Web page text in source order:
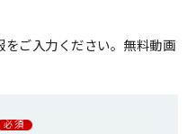
ご入力ください。無料動画
必須